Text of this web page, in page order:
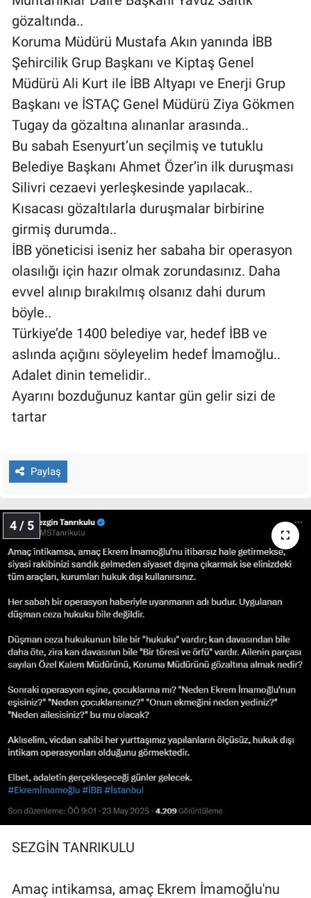
gözaltında..
Koruma Müdürü Mustafa Akın yanında İBB
Şehircilik Grup Başkanı ve Kiptaş Genel
Müdürü Ali Kurt ile İBB Altyapı ve Enerji Grup
Başkanı ve İSTAÇ Genel Müdürü Ziya Gökmen
Tugay da gözaltına alınanlar arasında..
Bu sabah Esenyurt’un seçilmiş ve tutuklu
Belediye Başkanı Ahmet Özer’in ilk duruşması
Silivri cezaevi yerleşkesinde yapılacak..
Kısacası gözaltılarla duruşmalar birbirine
girmiş durumda..
İBB yöneticisi iseniz her sabaha bir operasyon
olasılığı için hazır olmak zorundasınız. Daha
evvel alınıp bırakılmış olsanız dahi durum
böyle..
Türkiye’de 1400 belediye var, hedef İBB ve
aslında açığını söyleyelim hedef İmamoğlu..
Adalet dinin temelidir..
Ayarını bozduğunuz kantar gün gelir sizi de
tartar
Paylaş
4 / 5
SEZGİN TANRIKULU
Amaç intikamsa, amaç Ekrem İmamoğlu'nu